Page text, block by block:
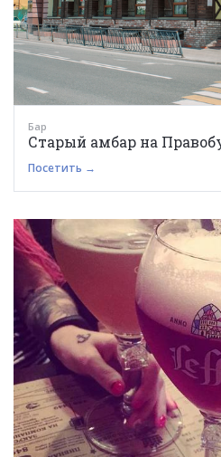
Бар
Старый амбар на
Посетить →